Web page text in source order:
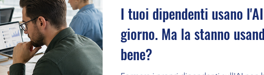
Servizi Outsourcing Youtube Linkedin
Instagram
I tuoi dipendenti usano
giorno. Ma la stanno
bene?